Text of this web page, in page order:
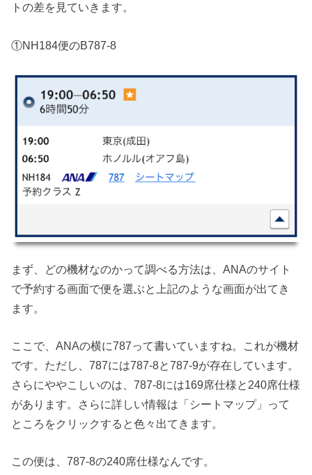
トの差を見ていきます。
①NH184便のB787-8
まず、どの機材なのかって調べる方法は、ANAのサイト
で予約する画面で便を選ぶと上記のような画面が出てき
ます。
ここで、ANAの横に787って書いていますね。これが機材
です。ただし、787には787-8と787-9が存在しています。
さらにややこしいのは、787-8には169席仕様と240席仕様
があります。さらに詳しい情報は「シートマップ」って
ところをクリックすると色々出てきます。
この便は、787-8の240席仕様なんです。